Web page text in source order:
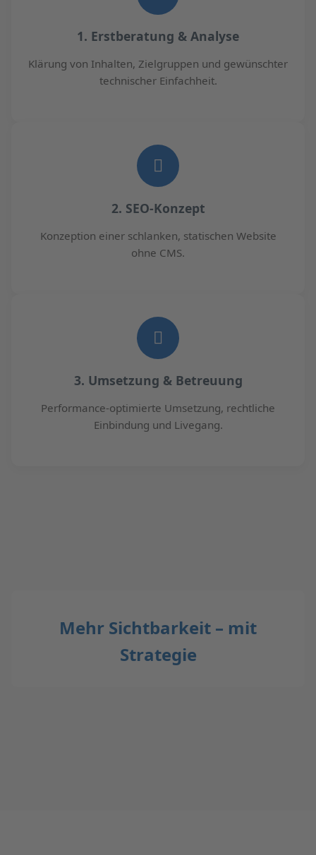
1. Erstberatung & Analyse
Klärung von Inhalten, Zielgruppen und gewünschter
technischer Einfachheit.
2. SEO-Konzept
Konzeption einer schlanken, statischen Website
ohne CMS.
3. Umsetzung & Betreuung
Performance-optimierte Umsetzung, rechtliche
Einbindung und Livegang.
Mehr Sichtbarkeit – mit
Strategie